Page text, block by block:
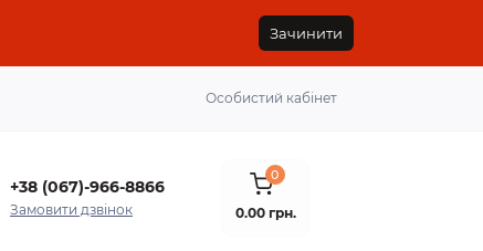
Зачинити
Особистий кабінет
+38 (067)-966-8866
Замовити дзвінок
0
0.00 грн.